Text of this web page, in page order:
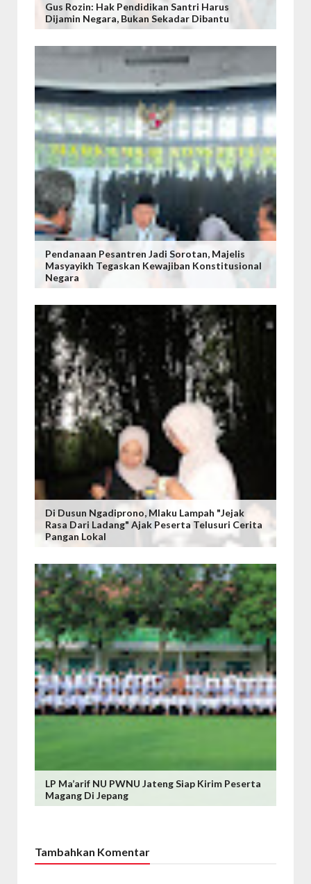
Gus Rozin: Hak Pendidikan Santri Harus
Dijamin Negara, Bukan Sekadar Dibantu
Pendanaan Pesantren Jadi Sorotan, Majelis
Masyayikh Tegaskan Kewajiban Konstitusional
Negara
Di Dusun Ngadiprono, Mlaku Lampah "Jejak
Rasa Dari Ladang" Ajak Peserta Telusuri Cerita
Pangan Lokal
LP Ma’arif NU PWNU Jateng Siap Kirim Peserta
Magang Di Jepang
Tambahkan Komentar